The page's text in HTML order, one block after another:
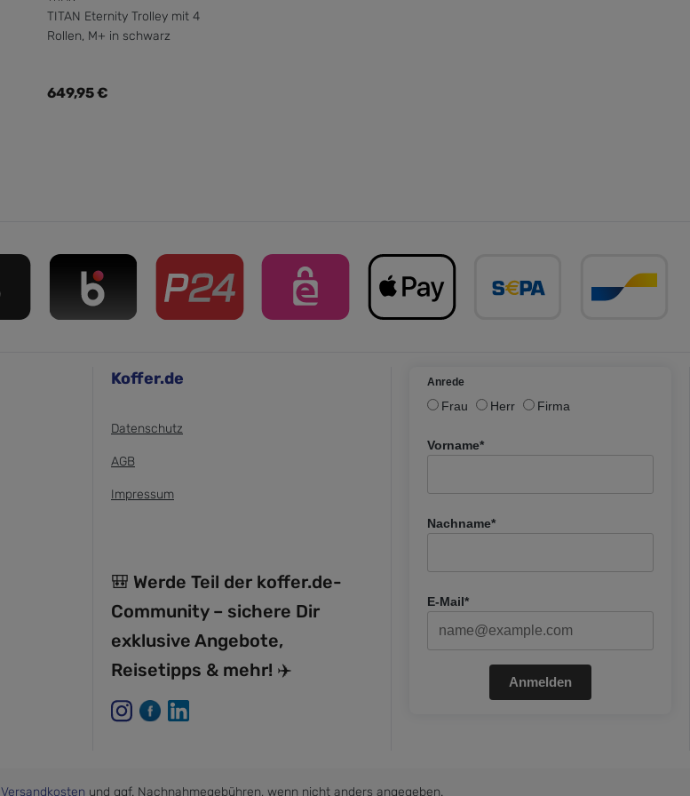
TITAN Eternity Trolley mit 4
Rollen, M+ in schwarz
Regulärer Preis:
649,95 €
Koffer.de
Datenschutz
AGB
Impressum
🎒 Werde Teil der koffer.de-
Community – sichere Dir
exklusive Angebote,
Reisetipps & mehr! ✈️
Anrede
Frau Herr Firma
Vorname*
Nachname*
E-Mail*
Anmelden
Versandkosten und ggf. Nachnahmegebühren, wenn nicht anders angegeben.